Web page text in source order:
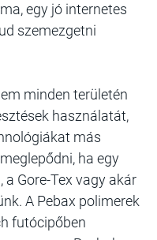
egy jó internetes
szemezgetni
minden területén
használatát,
más
ha egy
Gore-Tex vagy akár
A Pebax polimerek
futócipőben